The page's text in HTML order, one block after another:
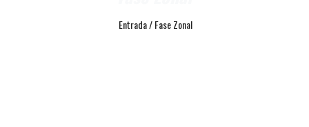
Entrada/Fase Zonal